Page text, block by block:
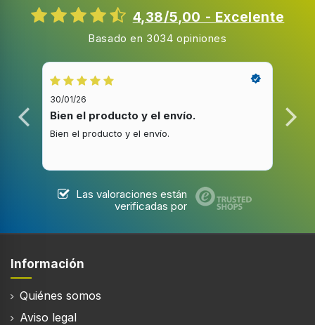
Forma de la zona 2 de cocción
Posición de quemador /fuego 2
Parte central trasera
Fuente de alimentación de quemador /fuego 2
750 W
Tipo de zona de cocción 3
Forma de la zona 3 de cocción
Derecho
Fuente de alimentación de la zona de cocción 3
4,38/5,00 - Excelente
Basado en 3034 opiniones
30/01/26
Bien el producto y el envío.
Bien el producto y el envío.
Las valoraciones están
verificadas por
Información
Quiénes somos
Aviso legal